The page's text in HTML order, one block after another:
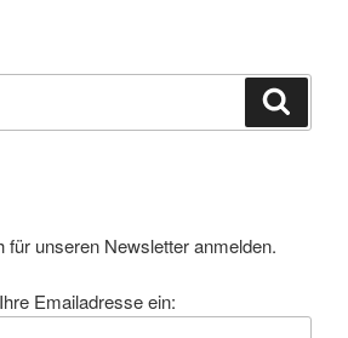
für unseren Newsletter anmelden.
Emailadresse ein: